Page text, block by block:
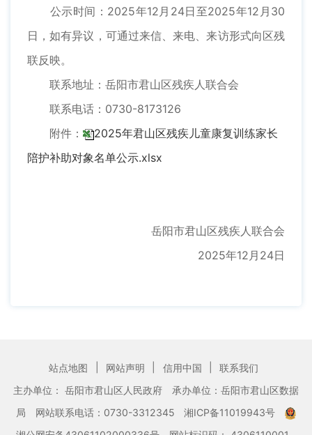
公示时间：2025年12月24日至2025年12月30
日，如有异议，可通过来信、来电、来访形式向区残
联反映。
联系地址：岳阳市君山区残疾人联合会
联系电话：0730-8173126
附件：
2025年君山区残疾儿童康复训练家长
陪护补助对象名单公示.xlsx
岳阳市君山区残疾人联合会
2025年12月24日
站点地图 网站声明 信用中国
联系我们
主办单位： 岳阳市君山区人民政府
承办单位：岳阳市君山区数据
局
网站联系电话：0730-3312345
湘ICP备11019943号